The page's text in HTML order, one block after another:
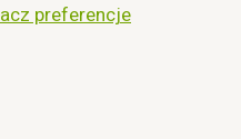
preferencje